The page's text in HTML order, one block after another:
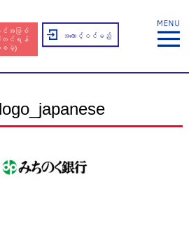
အဖြစ်
တင်ရန်
ခမဲ့)
အကောင့်ဝင်မည်